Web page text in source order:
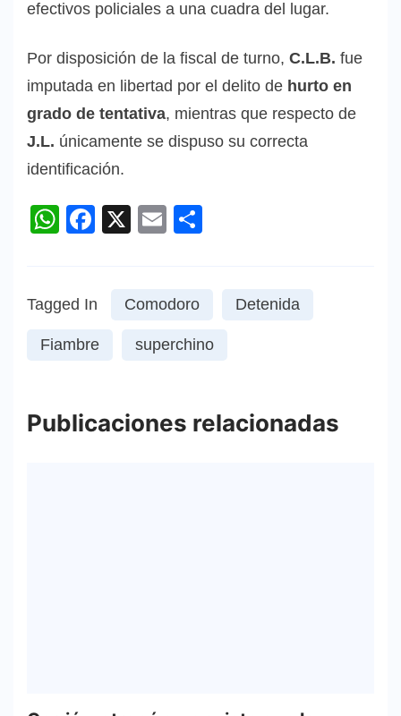
efectivos policiales a una cuadra del lugar.
Por disposición de la fiscal de turno, C.L.B. fue
imputada en libertad por el delito de hurto en
grado de tentativa, mientras que respecto de
J.L. únicamente se dispuso su correcta
identificación.
WhatsApp
Facebook
X Email
Tagged In Comodoro Detenida
Fiambre superchino
Publicaciones relacionadas